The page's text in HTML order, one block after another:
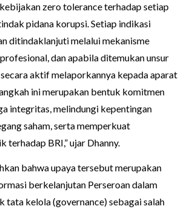
zero tolerance terhadap setiap
pidana korupsi. Setiap indikasi
ditindaklanjuti melalui mekanisme
dan apabila ditemukan unsur
aktif melaporkannya kepada aparat
ini merupakan bentuk komitmen
integritas, melindungi kepentingan
saham, serta memperkuat
terhadap BRI,” ujar Dhanny.
bahwa upaya tersebut merupakan
berkelanjutan Perseroan dalam
tata kelola (governance) sebagai salah